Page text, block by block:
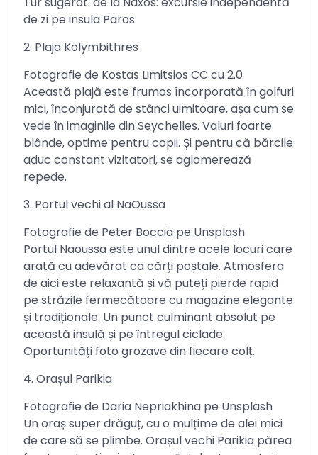
de zi pe insula Paros
2. Plaja Kolymbithres
Fotografie de Kostas Limitsios CC cu 2.0
Această plajă este frumos încorporată în golfuri
mici, înconjurată de stânci uimitoare, așa cum se
vede în imaginile din Seychelles. Valuri foarte
blânde, optime pentru copii. Și pentru că bărcile
aduc constant vizitatori, se aglomerează
repede.
3. Portul vechi al NaOussa
Fotografie de Peter Boccia pe Unsplash
Portul Naoussa este unul dintre acele locuri care
arată cu adevărat ca cărți poștale. Atmosfera
de aici este relaxantă și vă puteți pierde rapid
pe străzile fermecătoare cu magazine elegante
și tradiționale. Un punct culminant absolut pe
această insulă și pe întregul ciclade.
Oportunități foto grozave din fiecare colț.
4. Orașul Parikia
Fotografie de Daria Nepriakhina pe Unsplash
Un oraș super drăguț, cu o mulțime de alei mici
de care să se plimbe. Orașul vechi Parikia părea